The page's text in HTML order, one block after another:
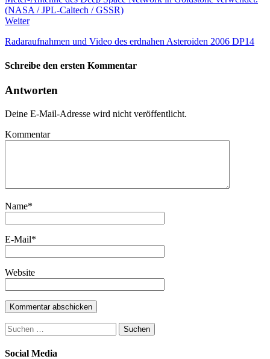
Weiter
Radaraufnahmen und Video des erdnahen Asteroiden 2006 DP14
Schreibe den ersten Kommentar
Antworten
Deine E-Mail-Adresse wird nicht veröffentlicht.
Kommentar
Name*
E-Mail*
Website
Suchen
nach:
Social Media